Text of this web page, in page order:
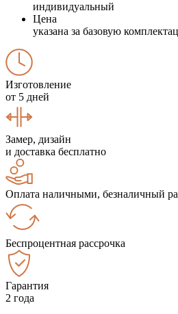
индивидуальный
Цена
указана за базовую
Изготовление
от 5 дней
Замер, дизайн
и доставка бесплатно
Оплата наличными, безналичный
Беспроцентная рассрочка
Гарантия
2 года